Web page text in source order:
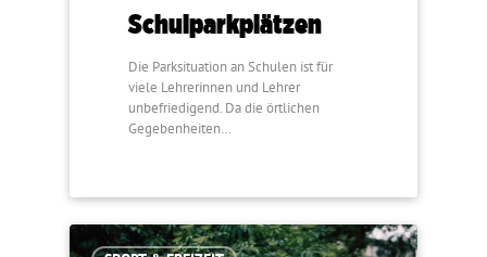
Schulparkplätzen
Die Parksituation an Schulen ist für
viele Lehrerinnen und Lehrer
unbefriedigend. Da die örtlichen
Gegebenheiten…